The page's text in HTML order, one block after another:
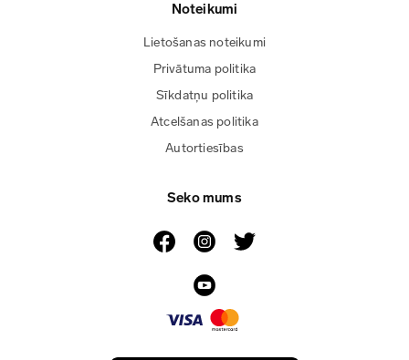
Noteikumi
Lietošanas noteikumi
Privātuma politika
Sīkdatņu politika
Atcelšanas politika
Autortiesības
Seko mums